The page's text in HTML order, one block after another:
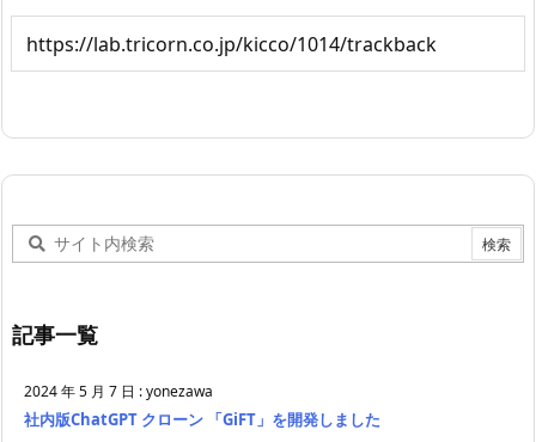
記事一覧
2024 年 5 月 7 日 :yonezawa
社内版ChatGPT クローン 「GiFT」を開発しました